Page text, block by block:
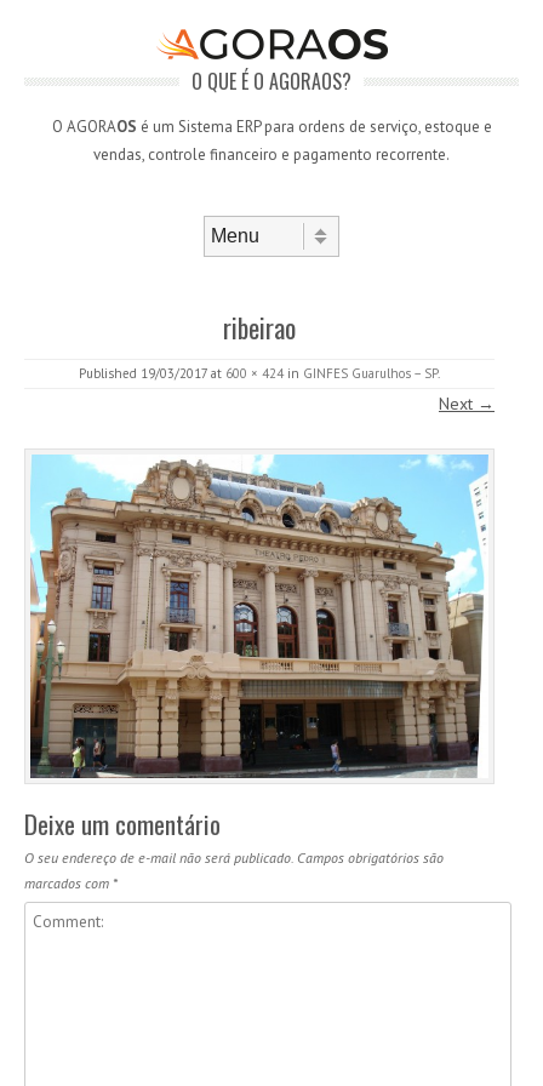
O QUE É O AGORAOS?
O AGORAOS é um Sistema ERP para ordens de serviço, estoque e
vendas, controle financeiro e pagamento recorrente.
ribeirao
Published 19/03/2017 at 600 × 424in GINFES Guarulhos – SP.
Next →
Deixe um comentário
O seu endereço de e-mail não será publicado. Campos obrigatórios são
marcados com *